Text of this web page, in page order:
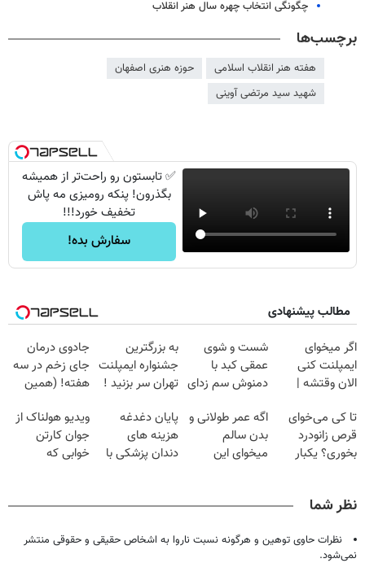
چگونگی انتخاب چهره سال هنر انقلاب
برچسب‌ها
هفته هنر انقلاب اسلامی
حوزه هنری اصفهان
شهید سید مرتضی آوینی
✅ تابستون رو راحت‌تر از همیشه
بگذرون! پنکه رومیزی مه پاش
تخفیف خورد!!!
سفارش بده!
مطالب پیشنهادی
اگر میخوای
ایمپلنت کنی
الان وقتشه |
میلیون تومان!!!
شست و شوی
عمقی کبد با
دمنوش سم زدای
به بزرگترین
جشنواره ایمپلنت
تهران سر بزنید !
میلیون !
جادوی درمان
جای زخم در سه
هفته! (همین
صحبت کنید)
تا کی می‌خوای
قرص زانودرد
بخوری؟ یکبار
اگه عمر طولانی و
بدن سالم
میخوای این
پایان دغدغه
هزینه های
دندان پزشکی با
ویدیو هولناک از
جوان کارتن
خوابی که
نظر شما
نظرات حاوی توهین و هرگونه نسبت ناروا به اشخاص حقیقی و حقوقی منتشر
نمی‌شود.